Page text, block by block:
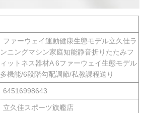
ファーウェイ運動健康生態モデル立久佳ラ
ンニングマシン家庭知能静音折りたたみフ
ィットネス器材A 6ファーウェイ生態モデル
多機能/6段階勾配調節/私教課程送り
64516998643
立久佳スポーツ旗艦店